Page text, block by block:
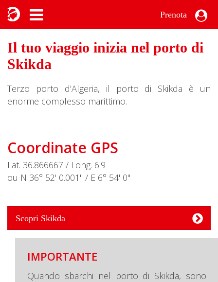
Prenota
Il tuo viaggio inizia nel porto di
Skikda
Terzo porto d'Algeria, il porto di Skikda è un
enorme complesso marittimo.
Coordinate GPS
Lat. 36.866667 / Long. 6.9
ou N 36° 52' 0.001" / E 6° 54' 0"
Scopri Skikda
IMPORTANTE
Quando sbarchi nel porto di Skikda, sono